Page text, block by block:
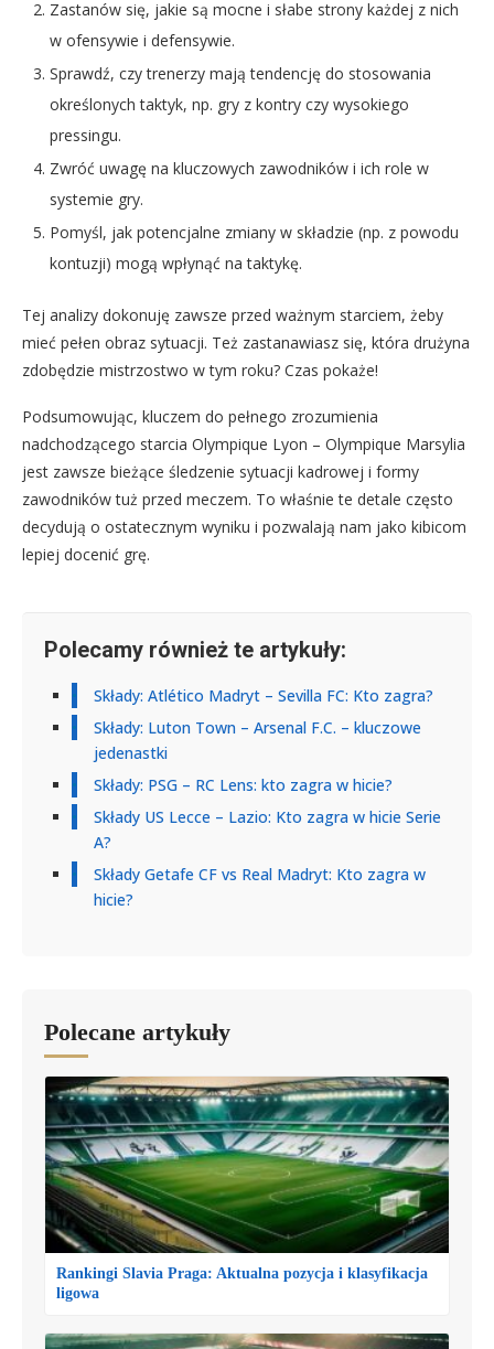
Zastanów się, jakie są mocne i słabe strony każdej z nich
w ofensywie i defensywie.
Sprawdź, czy trenerzy mają tendencję do stosowania
określonych taktyk, np. gry z kontry czy wysokiego
pressingu.
Zwróć uwagę na kluczowych zawodników i ich role w
systemie gry.
Pomyśl, jak potencjalne zmiany w składzie (np. z powodu
kontuzji) mogą wpłynąć na taktykę.
Tej analizy dokonuję zawsze przed ważnym starciem, żeby
mieć pełen obraz sytuacji. Też zastanawiasz się, która drużyna
zdobędzie mistrzostwo w tym roku? Czas pokaże!
Podsumowując, kluczem do pełnego zrozumienia
nadchodzącego starcia Olympique Lyon – Olympique Marsylia
jest zawsze bieżące śledzenie sytuacji kadrowej i formy
zawodników tuż przed meczem. To właśnie te detale często
decydują o ostatecznym wyniku i pozwalają nam jako kibicom
lepiej docenić grę.
Polecamy również te artykuły:
Składy: Atlético Madryt – Sevilla FC: Kto zagra?
Składy: Luton Town – Arsenal F.C. – kluczowe
jedenastki
Składy: PSG – RC Lens: kto zagra w hicie?
Składy US Lecce – Lazio: Kto zagra w hicie Serie
A?
Składy Getafe CF vs Real Madryt: Kto zagra w
hicie?
Polecane artykuły
Rankingi Slavia Praga: Aktualna pozycja i klasyfikacja
ligowa